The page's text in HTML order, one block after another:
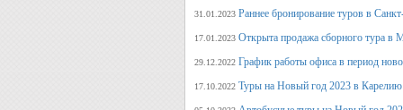
31.01.2023 Раннее бронирование туров в
17.01.2023 Открыта продажа сборного тура в
29.12.2022 График работы офиса в период
17.10.2022 Туры на Новый год 2023 в Карелию